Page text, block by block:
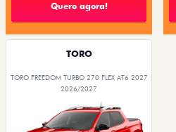
Quero agora!
TORO
TORO FREEDOM TURBO 270 FLEX AT6 2027
2026/2027